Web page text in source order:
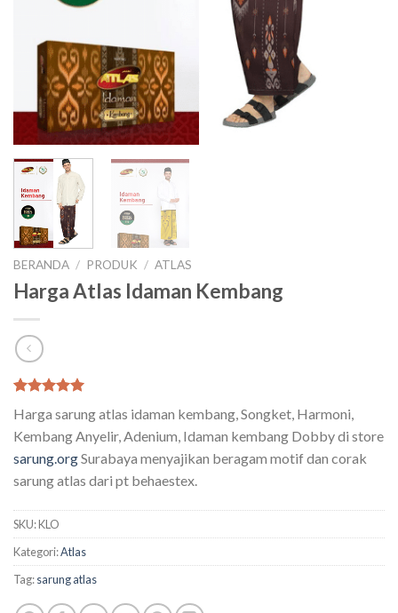
BERANDA / PRODUK / ATLAS
Harga Atlas Idaman Kembang
5.00dari 5
berdasarkan
pelanggan
Harga sarung atlas idaman kembang, Songket, Harmoni,
Kembang Anyelir, Adenium, Idaman kembang Dobby di store
sarung.orgSurabaya menyajikan beragam motif dan corak
sarung atlas dari pt behaestex.
SKU:KLO
Kategori:Atlas
Tag:sarung atlas